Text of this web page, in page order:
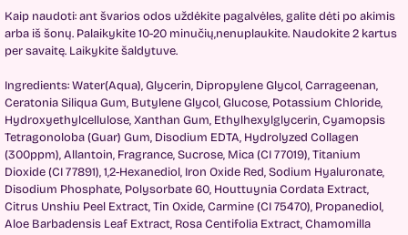
Kaip naudoti: ant švarios odos uždėkite pagalvėles, galite dėti po akimis
arba iš šonų. Palaikykite 10-20 minučių,nenuplaukite. Naudokite 2 kartus
per savaitę. Laikykite šaldytuve.
Ingredients: Water(Aqua), Glycerin, Dipropylene Glycol, Carrageenan,
Ceratonia Siliqua Gum, Butylene Glycol, Glucose, Potassium Chloride,
Hydroxyethylcellulose, Xanthan Gum, Ethylhexylglycerin, Cyamopsis
Tetragonoloba (Guar) Gum, Disodium EDTA, Hydrolyzed Collagen
(300ppm), Allantoin, Fragrance, Sucrose, Mica (CI 77019), Titanium
Dioxide (CI 77891), 1,2-Hexanediol, Iron Oxide Red, Sodium Hyaluronate,
Disodium Phosphate, Polysorbate 60, Houttuynia Cordata Extract,
Citrus Unshiu Peel Extract, Tin Oxide, Carminе (CI 75470), Propanediol,
Aloe Barbadensis Leaf Extract, Rosa Centifolia Extract, Chamomilla